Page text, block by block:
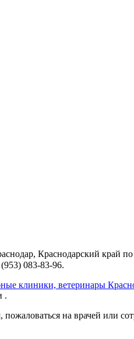
Краснодарский край по
083-83-96.
клиники, ветеринары
.
на врачей или